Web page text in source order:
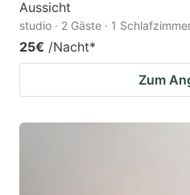
Aussicht
studio · 2 Gäste · 1
25€ /Nacht*
Zum